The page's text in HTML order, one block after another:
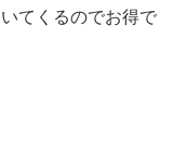
てくるのでお得で